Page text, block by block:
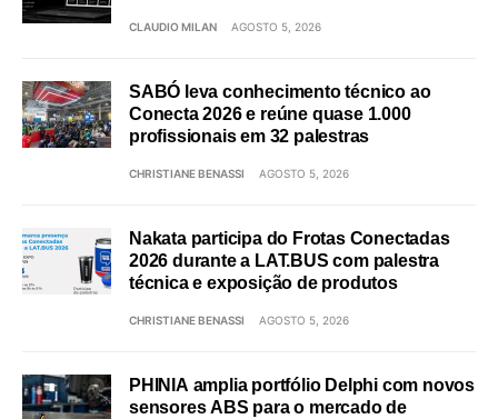
CLAUDIO MILAN AGOSTO 5, 2026
SABÓ leva conhecimento técnico ao
Conecta 2026 e reúne quase 1.000
profissionais em 32 palestras
CHRISTIANE BENASSI AGOSTO 5, 2026
Nakata participa do Frotas Conectadas
2026 durante a LAT.BUS com palestra
técnica e exposição de produtos
CHRISTIANE BENASSI AGOSTO 5, 2026
PHINIA amplia portfólio Delphi com novos
sensores ABS para o mercado de